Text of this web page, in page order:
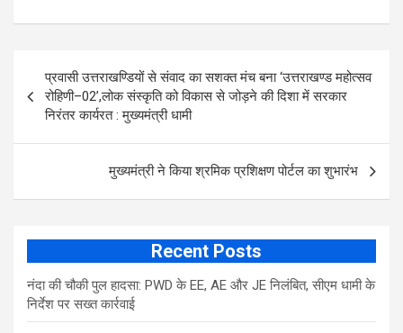
b
o
o
k
er
s
A
p
p
e
navigation
प्रवासी उत्तराखण्डियों से संवाद का सशक्त मंच बना ‘उत्तराखण्ड महोत्सव
रोहिणी–02’,लोक संस्कृति को विकास से जोड़ने की दिशा में सरकार
निरंतर कार्यरत : मुख्यमंत्री धामी
मुख्यमंत्री ने किया श्रमिक प्रशिक्षण पोर्टल का शुभारंभ
Recent Posts
नंदा की चौकी पुल हादसा: PWD के EE, AE और JE निलंबित, सीएम धामी के
निर्देश पर सख्त कार्रवाई